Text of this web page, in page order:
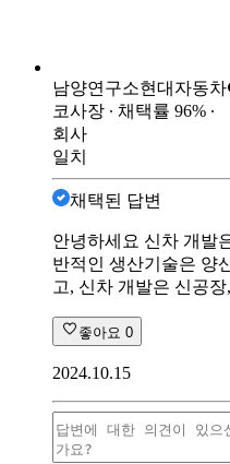
남양연구소현대자동차
코사장 ∙ 채택률 96% ∙
회사
일치
채택된 답변
안녕하세요 신차 개발
반적인 생산기술은 양
고, 신차 개발은 신공
좋아요 0
2024.10.15